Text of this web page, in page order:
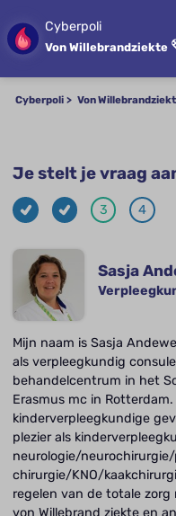
Cyberpoli
Von Willebrandziekte
Cyberpoli Von
Je stelt je vraag
3 4
Sasja
Mijn naam is Sasja
als verpleegkundig
behandelcentrum in het
Erasmus mc in
kinderverpleegkundige
plezier als
neurologie/
chirurgie/KNO/
regelen van de totale